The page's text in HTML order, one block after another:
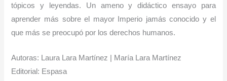
tópicos y leyendas. Un ameno y didáctico ensayo para
aprender más sobre el mayor Imperio jamás conocido y el
que más se preocupó por los derechos humanos.
Autoras: Laura Lara Martínez | María Lara Martínez
Editorial: Espasa